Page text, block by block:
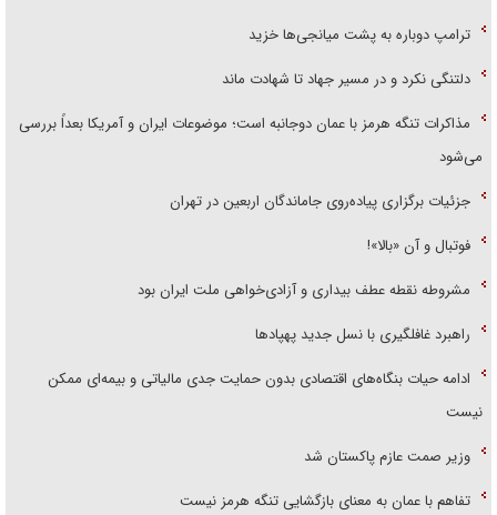
ترامپ دوباره به پشت میانجی‌ها خزید
دلتنگی نکرد و در مسیر جهاد تا شهادت ماند
مذاکرات تنگه هرمز با عمان دوجانبه است؛ موضوعات ایران و آمریکا بعداً بررسی
می‌شود
جزئیات برگزاری پیاده‌روی جاماندگان اربعین در تهران
فوتبال و آن «بالا»!
مشروطه نقطه عطف بیداری و آزادی‌خواهی ملت ایران بود
راهبرد غافلگیری با نسل جدید پهپاد‌ها
ادامه حیات بنگاه‌های اقتصادی بدون حمایت جدی مالیاتی و بیمه‌ای ممکن
نیست
وزیر صمت عازم پاکستان شد
تفاهم با عمان به معنای بازگشایی تنگه هرمز نیست